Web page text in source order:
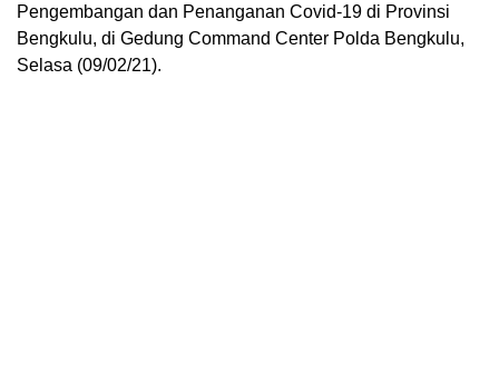
Pengembangan dan Penanganan Covid-19 di Provinsi
Bengkulu, di Gedung Command Center Polda Bengkulu,
Selasa (09/02/21).